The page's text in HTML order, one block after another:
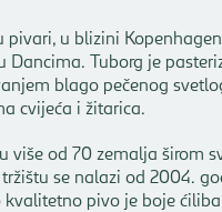
u blizini
Tuborg je
blago pečenog
cvijeća i žitarica.
više od 70 zemalja širom
se nalazi od 2004.
pivo je boje